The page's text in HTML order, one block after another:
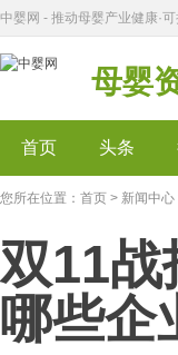
中婴网 - 推动母婴产业健康·
母婴
首页 头条
您所在位置： 首页 > 新闻中心
双11战
哪些企